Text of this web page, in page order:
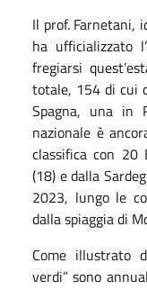
Il prof. Farnetani,
ha ufficializzato
fregiarsi
totale, 154 di cui
Spagna, una in
nazionale è
classifica con 20
(18) e dalla
2023, lungo le
dalla spiaggia di
Come illustrato
verdi” sono